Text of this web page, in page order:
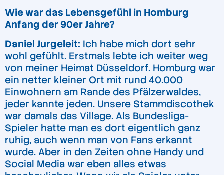
Wie war das Lebensgefühl in Homburg
Anfang der 90er Jahre?
Daniel Jurgeleit: Ich habe mich dort sehr
wohl gefühlt. Erstmals lebte ich weiter weg
von meiner Heimat Düsseldorf. Homburg war
ein netter kleiner Ort mit rund 40.000
Einwohnern am Rande des Pfälzerwaldes,
jeder kannte jeden. Unsere Stammdiscothek
war damals das Village. Als Bundesliga-
Spieler hatte man es dort eigentlich ganz
ruhig, auch wenn man von Fans erkannt
wurde. Aber in den Zeiten ohne Handy und
Social Media war eben alles etwas